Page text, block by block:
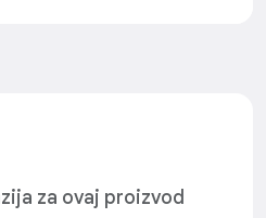
za ovaj proizvod